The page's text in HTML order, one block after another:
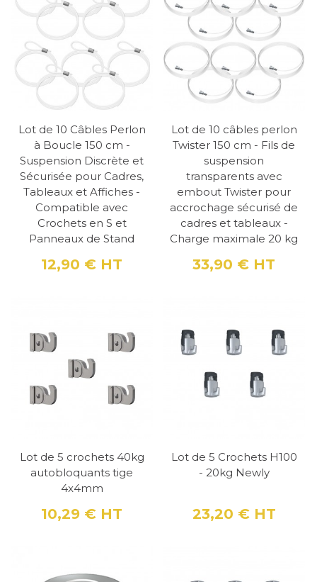
Lot de 10 Câbles Perlon
à Boucle 150 cm -
Suspension Discrète et
Sécurisée pour Cadres,
Tableaux et Affiches -
Compatible avec
Crochets en S et
Panneaux de Stand
Prix
12,90 € HT
Lot de 10 câbles perlon
Twister 150 cm - Fils de
suspension
transparents avec
embout Twister pour
accrochage sécurisé de
cadres et tableaux -
Charge maximale 20 kg
Prix
33,90 € HT
Lot de 5 crochets 40kg
autobloquants tige
4x4mm
Prix
10,29 € HT
Lot de 5 Crochets H100
- 20kg Newly
Prix
23,20 € HT